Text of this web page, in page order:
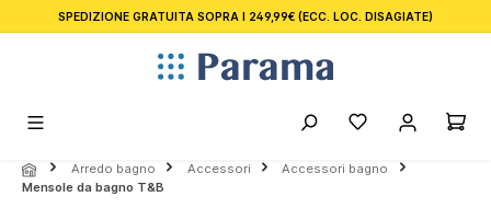
principale
SPEDIZIONE GRATUITA SOPRA I 249,99€ (ECC. LOC. DISAGIATE)
Arredo bagno Accessori
Accessori bagno
Mensole da bagno T&B